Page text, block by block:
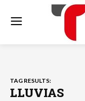
TAG RESULTS:
LLUVIAS